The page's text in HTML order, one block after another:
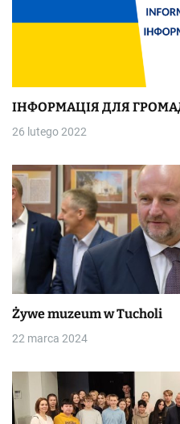
ІНФОРМАЦІЯ ДЛЯ
26 lutego 2022
Żywe muzeum w Tucholi
22 marca 2024